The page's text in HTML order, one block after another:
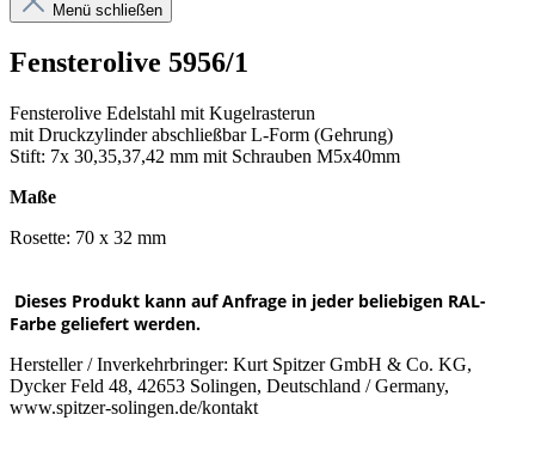
Menü schließen
Fensterolive 5956/1
Fensterolive Edelstahl mit Kugelrasterun
mit Druckzylinder abschließbar L-Form (Gehrung)
Stift: 7x 30,35,37,42 mm mit Schrauben M5x40mm
Maße
Rosette: 70 x 32 mm
Dieses Produkt kann auf Anfrage in jeder beliebigen RAL-
Farbe geliefert werden.
Hersteller / Inverkehrbringer: Kurt Spitzer GmbH & Co. KG,
Dycker Feld 48, 42653 Solingen, Deutschland / Germany,
www.spitzer-solingen.de/kontakt